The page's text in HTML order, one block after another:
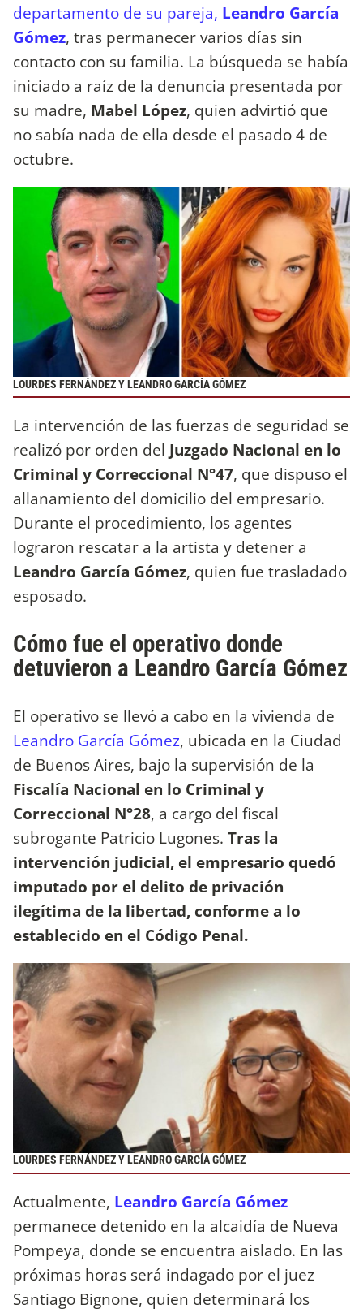
departamento de su pareja, Leandro García
Gómez, tras permanecer varios días sin
contacto con su familia. La búsqueda se había
iniciado a raíz de la denuncia presentada por
su madre, Mabel López, quien advirtió que
no sabía nada de ella desde el pasado 4 de
octubre.
LOURDES FERNÁNDEZ Y LEANDRO GARCÍA GÓMEZ
La intervención de las fuerzas de seguridad se
realizó por orden del Juzgado Nacional en lo
Criminal y Correccional N°47, que dispuso el
allanamiento del domicilio del empresario.
Durante el procedimiento, los agentes
lograron rescatar a la artista y detener a
Leandro García Gómez, quien fue trasladado
esposado.
Cómo fue el operativo donde
detuvieron a Leandro García Gómez
El operativo se llevó a cabo en la vivienda de
Leandro García Gómez, ubicada en la Ciudad
de Buenos Aires, bajo la supervisión de la
Fiscalía Nacional en lo Criminal y
Correccional N°28, a cargo del fiscal
subrogante Patricio Lugones. Tras la
intervención judicial, el empresario quedó
imputado por el delito de privación
ilegítima de la libertad, conforme a lo
establecido en el Código Penal.
LOURDES FERNÁNDEZ Y LEANDRO GARCÍA GÓMEZ
Actualmente, Leandro García Gómez
permanece detenido en la alcaidía de Nueva
Pompeya, donde se encuentra aislado. En las
próximas horas será indagado por el juez
Santiago Bignone, quien determinará los